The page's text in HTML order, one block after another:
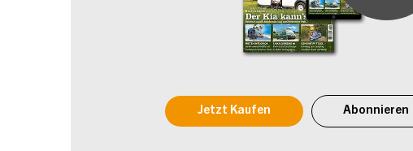
Jetzt Kaufen Abonnieren